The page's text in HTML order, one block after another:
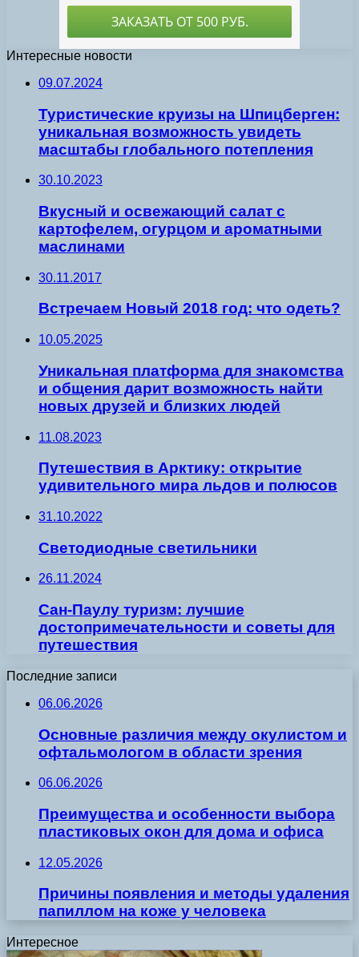
Интересные новости
09.07.2024
Туристические круизы на Шпицберген:
уникальная возможность увидеть
масштабы глобального потепления
30.10.2023
Вкусный и освежающий салат с
картофелем, огурцом и ароматными
маслинами
30.11.2017
Встречаем Новый 2018 год: что одеть?
10.05.2025
Уникальная платформа для знакомства
и общения дарит возможность найти
новых друзей и близких людей
11.08.2023
Путешествия в Арктику: открытие
удивительного мира льдов и полюсов
31.10.2022
Светодиодные светильники
26.11.2024
Сан-Паулу туризм: лучшие
достопримечательности и советы для
путешествия
Последние записи
06.06.2026
Основные различия между окулистом и
офтальмологом в области зрения
06.06.2026
Преимущества и особенности выбора
пластиковых окон для дома и офиса
12.05.2026
Причины появления и методы удаления
папиллом на коже у человека
Интересное